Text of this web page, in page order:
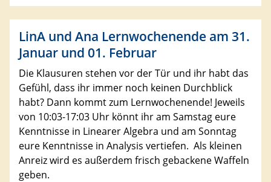
LinA und Ana Lernwochenende am 31.
Januar und 01. Februar
Die Klausuren stehen vor der Tür und ihr habt das
Gefühl, dass ihr immer noch keinen Durchblick
habt? Dann kommt zum Lernwochenende! Jeweils
von 10:03-17:03 Uhr könnt ihr am Samstag eure
Kenntnisse in Linearer Algebra und am Sonntag
eure Kenntnisse in Analysis vertiefen. Als kleinen
Anreiz wird es außerdem frisch gebackene Waffeln
geben.